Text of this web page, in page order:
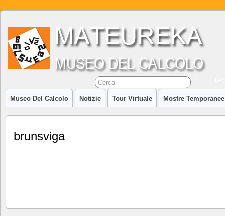
Museo Del Calcolo Notizie Tour Virtuale Mostre Temporanee
brunsviga